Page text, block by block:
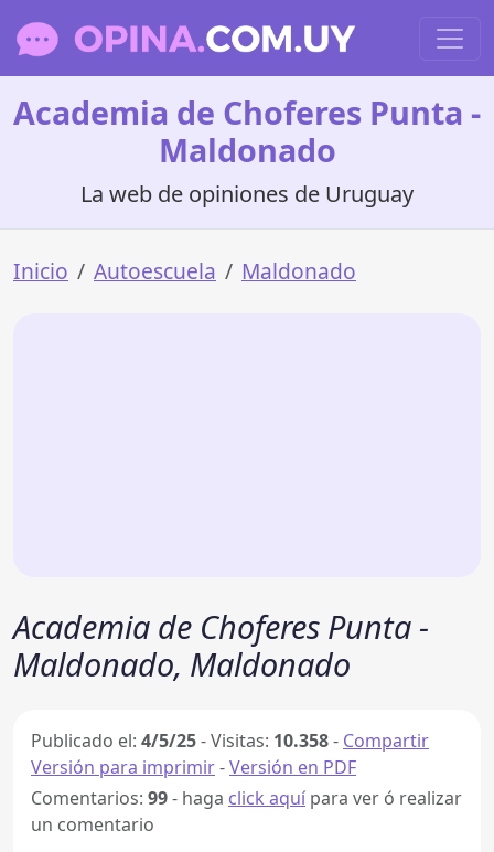
Academia de Choferes Punta -
Maldonado
La web de opiniones de Uruguay
Inicio Autoescuela Maldonado
Academia de Choferes Punta -
Maldonado, Maldonado
Publicado el: 4/5/25-Visitas: 10.358- Compartir
Versión para imprimir-Versión en PDF
Comentarios: 99- haga click aquí para ver ó realizar
un comentario